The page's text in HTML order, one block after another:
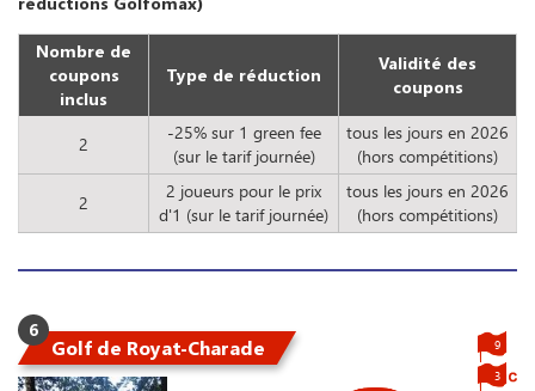
Nombre de
coupons
inclus
Type de réduction
Validité des
coupons
2
-25% sur 1 green fee
(sur le tarif journée)
tous les jours en 2026
(hors compétitions)
2
2 joueurs pour le prix
d'1 (sur le tarif journée)
tous les jours en 2026
(hors compétitions)
6
Golf de Royat-Charade
9
3